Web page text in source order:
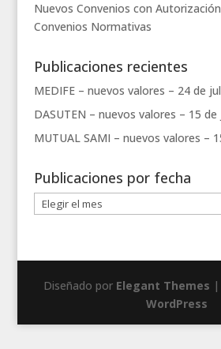
Nuevos Convenios con Autorización
Convenios Normativas
Publicaciones recientes
MEDIFE – nuevos valores – 24 de
DASUTEN – nuevos valores – 15 de
MUTUAL SAMI – nuevos valores –
Publicaciones por fecha
Publicaciones
por
Diseñado por Elegant Themes
WordPress